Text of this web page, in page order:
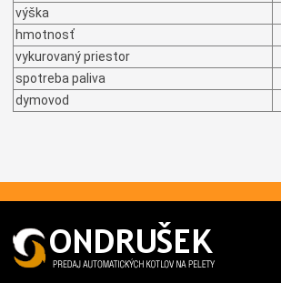
výška
hmotnosť
vykurovaný priestor
spotreba paliva
dymovod